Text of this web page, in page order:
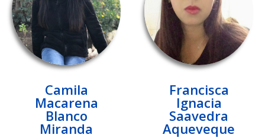
Camila
Macarena
Blanco
Miranda
Francisca
Ignacia
Saavedra
Aqueveque